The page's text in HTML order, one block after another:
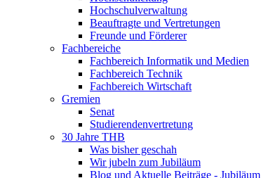
Hochschulverwaltung
Beauftragte und Vertretungen
Freunde und Förderer
Fachbereiche
Fachbereich Informatik und Medien
Fachbereich Technik
Fachbereich Wirtschaft
Gremien
Senat
Studierendenvertretung
30 Jahre THB
Was bisher geschah
Wir jubeln zum Jubiläum
Blog und Aktuelle Beiträge - Jubiläum